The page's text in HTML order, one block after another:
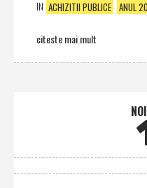
IN ACHIZITII PUBLICE ANUL
citeste mai mult